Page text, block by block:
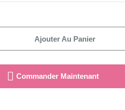
Ajouter Au Panier
Commander Maintenant